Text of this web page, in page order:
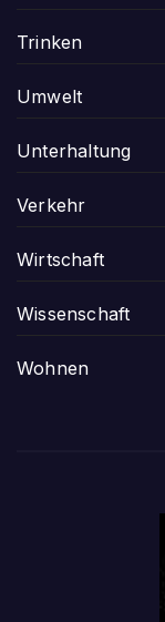
Trinken
Umwelt
Unterhaltung
Verkehr
Wirtschaft
Wissenschaft
Wohnen